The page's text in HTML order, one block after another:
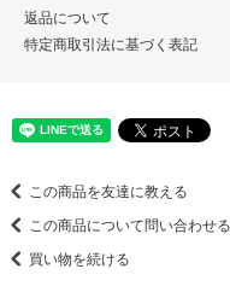
返品について
特定商取引法に基づく表記
この商品を友達に教える
この商品について問い合わせる
買い物を続ける